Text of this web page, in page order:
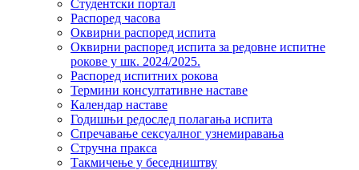
Студентски портал
Распоред часова
Оквирни распоред испита
Оквирни распоред испита за редовне испитне
рокове у шк. 2024/2025.
Распоред испитних рокова
Термини консултативне наставе
Календар наставе
Годишњи редослед полагања испита
Спречавање сексуалног узнемиравања
Стручна пракса
Такмичење у беседништву